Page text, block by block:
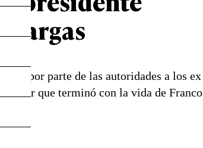
Vargas
por parte de las autoridades a los ex
que terminó con la vida de Franco